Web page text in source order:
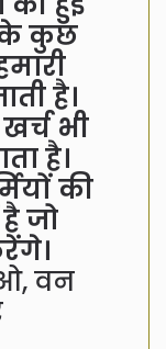
के कुछ
है।
भी
है।
की
जो
वन